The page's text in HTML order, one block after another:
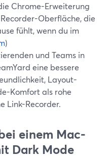
Chrome-Erweiterung
Oberfläche, die
fühlt, wenn du im
)
und Teams in
eine bessere
Layout-
Komfort als rohe
Link-Recorder.
einem Mac-
Dark Mode